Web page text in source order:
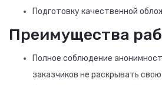
Подготовку качественной
Преимущества
Полное соблюдение
заказчиков не раскрывать